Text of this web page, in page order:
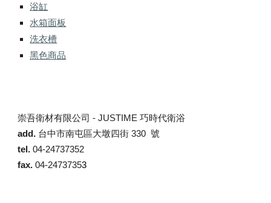
浴缸
水箱面板
洗衣槽
黑色商品
崇吾衛材有限公司 -JUSTIME 巧時代衛浴
add. 台中市南屯區大墩四街 330 號
tel.04-24737352
fax.04-24737353